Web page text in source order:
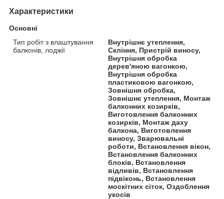
Характеристики
Основні
Тип робіт з влаштування
балконів, лоджії
Внутрішнє утеплення,
Скління, Пристрій виносу,
Внутрішня обробка
дерев'яною вагонкою,
Внутрішня обробка
пластиковою вагонкою,
Зовнішня обробка,
Зовнішнє утеплення, Монтаж
балконних козирків,
Виготовлення балконних
козирків, Монтаж даху
балкона, Виготовлення
виносу, Зварювальні
роботи, Встановлення вікон,
Встановлення балконних
блоків, Встановлення
відливів, Встановлення
підвіконь, Встановлення
москітних сіток, Оздоблення
укосів